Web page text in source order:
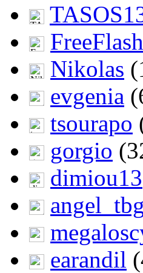
Nikolas
evgenia
tsourapo
gorgio
dimiou13
angel_tbg
earandil